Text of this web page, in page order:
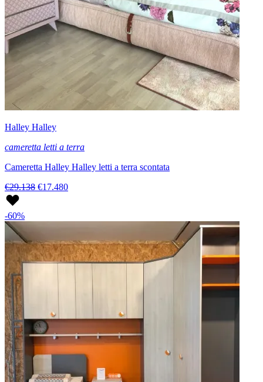
Halley Halley
cameretta letti a terra
Cameretta Halley Halley letti a terra scontata
€29.138 €17.480
-60%